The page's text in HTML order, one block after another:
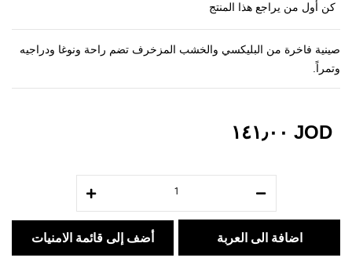
of
the
images
gallery
كن أول من يراجع هذا المنتج
صينية فاخرة من البليكسي والخشب المزخرف تضم راحة ونوغا ودراجيه
وتمراً.
JOD ١٤١٫٠٠
اضافة الى العربة أضف إلى قائمة الامنيات